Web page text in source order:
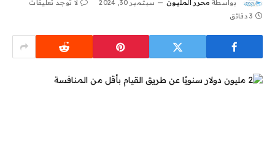
بواسطة محرر المليون سبتمبر 30, 2024
لا توجد تعليقات
3 دقائق